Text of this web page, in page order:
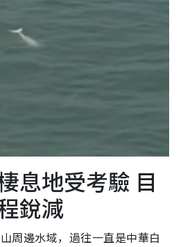
息地受考驗 目
銳減
周邊水域，過往一直是中華白